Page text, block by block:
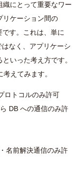
織にとって重要なワー
リケーション間の
す。これは、単に
なく、アプリケーシ
いった考え方です。
えてみます。
ロトコルのみ許可
DB への通信のみ許
名前解決通信のみ許